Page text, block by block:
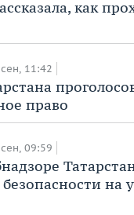
как
11:42
право
09:59
на